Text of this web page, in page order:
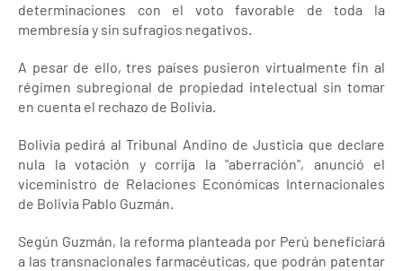
determinaciones con el voto favorable de toda la
membresía y sin sufragios negativos.
A pesar de ello, tres países pusieron virtualmente fin al
régimen subregional de propiedad intelectual sin tomar
en cuenta el rechazo de Bolivia.
Bolivia pedirá al Tribunal Andino de Justicia que declare
nula la votación y corrija la "aberración", anunció el
viceministro de Relaciones Económicas Internacionales
de Bolivia Pablo Guzmán.
Según Guzmán, la reforma planteada por Perú beneficiará
a las transnacionales farmacéuticas, que podrán patentar